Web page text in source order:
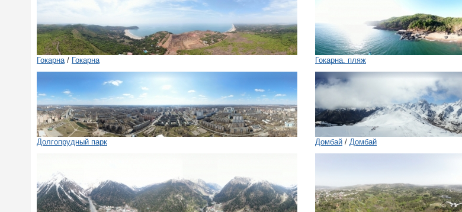
Гокарна / Гокарна Гокарна. пляж
Долгопрудный парк Домбай / Домбай